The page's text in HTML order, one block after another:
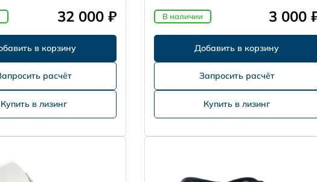
32 000 ₽
расчёт
Купить в лизинг
В наличии 3 000
Запросить расчёт
Купить в лизинг